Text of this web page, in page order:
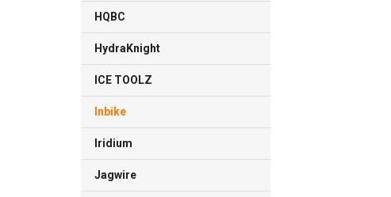
HQBC
HydraKnight
ICE TOOLZ
Inbike
Iridium
Jagwire